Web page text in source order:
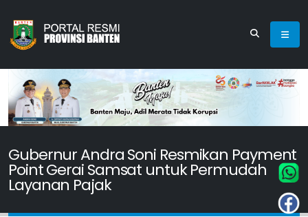
Gubernur Andra Soni Resmikan Payment
Point Gerai Samsat untuk Permudah
Layanan Pajak